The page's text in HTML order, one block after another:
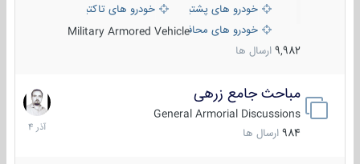
خودرو های پشتیبانی آتش ، شناسایی و ضد تانک
خودرو های تاکتیکی نظامی
خودرو های محافظت شدهMilitary Armored Vehicle
9,982 ارسال ها
مباحث جامع زرهی
General Armorial Discussions
984 ارسال ها
7
آذر
1404